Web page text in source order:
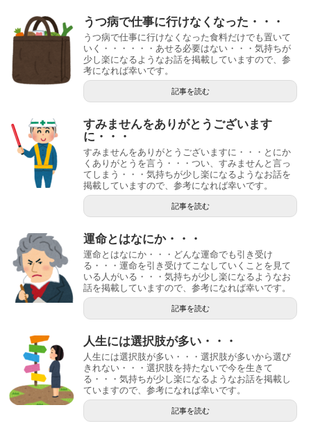
うつ病で仕事に行けなくなった・・・
うつ病で仕事に行けなくなった食料だけでも置いて
いく・・・・・・あせる必要はない・・・気持ちが
少し楽になるようなお話を掲載していますので、参
考になれば幸いです。
記事を読む
すみませんをありがとうございます
に・・・
すみませんをありがとうございますに・・・とにか
くありがとうを言う・・・つい、すみませんと言っ
てしまう・・・気持ちが少し楽になるようなお話を
掲載していますので、参考になれば幸いです。
記事を読む
運命とはなにか・・・
運命とはなにか・・・どんな運命でも引き受け
る・・・運命を引き受けてこなしていくことを見て
いる人がいる・・・気持ちが少し楽になるようなお
話を掲載していますので、参考になれば幸いです。
記事を読む
人生には選択肢が多い・・・
人生には選択肢が多い・・・選択肢が多いから選び
きれない・・・選択肢を持たないで今を生きて
る・・・気持ちが少し楽になるようなお話を掲載し
ていますので、参考になれば幸いです。
記事を読む